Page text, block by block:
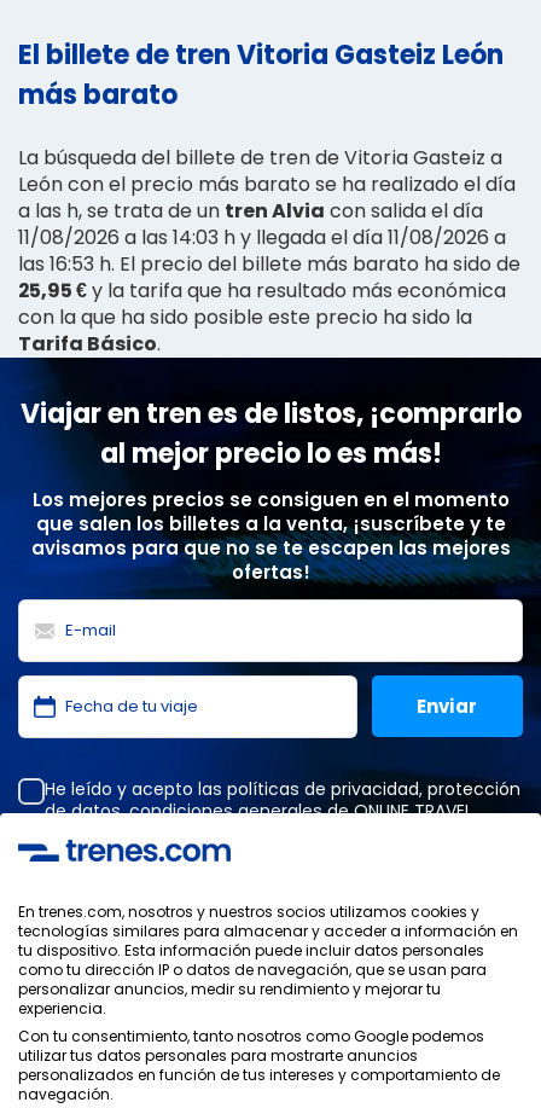
El billete de tren Vitoria Gasteiz León
más barato
La búsqueda del billete de tren de Vitoria Gasteiz a
León con el precio más barato se ha realizado el día
a las h, se trata de un tren Alvia con salida el día
11/08/2026 a las 14:03 h y llegada el día 11/08/2026 a
las 16:53 h. El precio del billete más barato ha sido de
25,95 €y la tarifa que ha resultado más económica
con la que ha sido posible este precio ha sido la
Tarifa Básico.
Viajar en tren es de listos, ¡comprarlo
al mejor precio lo es más!
Los mejores precios se consiguen en el momento
que salen los billetes a la venta, ¡suscríbete y te
avisamos para que no se te escapen las mejores
ofertas!
He leído y acepto las políticas de privacidad, protección
de datos,condiciones generalesde ONLINE TRAVEL
Política de Privacidad
Condiciones Generales
Política de Cookies
Aviso Legal
En trenes.com, nosotros y nuestros socios utilizamos cookies y
tecnologías similares para almacenar y acceder a información en
tu dispositivo. Esta información puede incluir datos personales
como tu dirección IP o datos de navegación, que se usan para
personalizar anuncios, medir su rendimiento y mejorar tu
experiencia.
Con tu consentimiento, tanto nosotros como Google podemos
utilizar tus datos personales para mostrarte anuncios
personalizados en función de tus intereses y comportamiento de
navegación.